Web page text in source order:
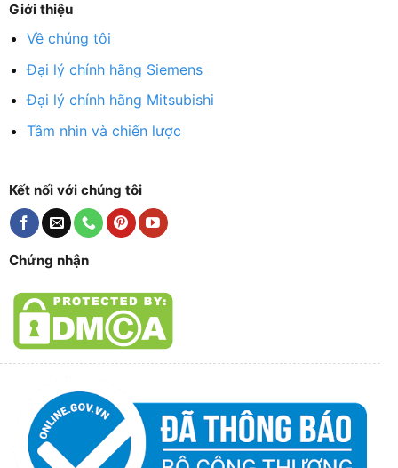
Giới thiệu
Về chúng tôi
Đại lý chính hãng Siemens
Đại lý chính hãng Mitsubishi
Tầm nhìn và chiến lược
Kết nối với chúng tôi
Chứng nhận